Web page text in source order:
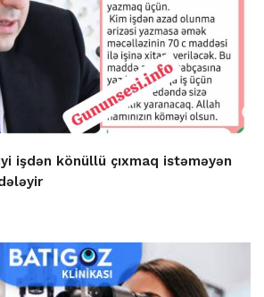
işdən könüllü çıxmaq istəməyən